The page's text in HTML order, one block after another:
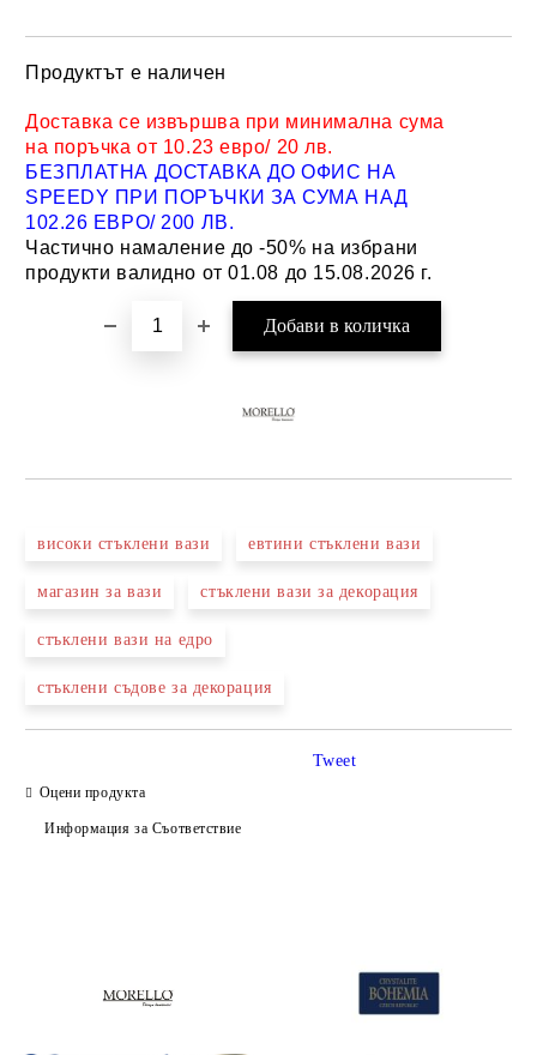
Продуктът е наличен
Доставка се извършва при минимална сума
на поръчка от 10.23 евро/ 20 лв.
БЕЗПЛАТНА ДОСТАВКА ДО ОФИС НА
SPEEDY ПРИ ПОРЪЧКИ ЗА СУМА НАД
102.26 ЕВРО/ 200 ЛВ.
Частично намаление до -50% на избрани
продукти валидно от 01.08 до 15.08.2026 г.
високи стъклени вази евтини стъклени вази
магазин за вази стъклени вази за декорация
стъклени вази на едро
стъклени съдове за декорация
Оцени продукта
Информация за Съответствие
Tweet